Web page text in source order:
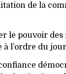
de la
le pouvoir
l’ordre du